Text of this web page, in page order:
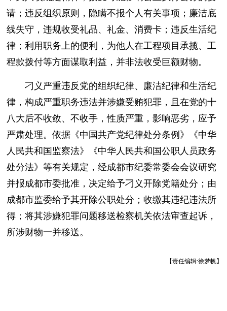
请；违反组织原则，隐瞒不报个人有关事项；廉洁底
线失守，违规收受礼品、礼金、消费卡；违反生活纪
律；利用职务上的便利，为他人在工程项目承揽、工
程款拨付等方面谋取利益，并非法收受巨额财物。
刁义严重违反党的组织纪律、廉洁纪律和生活纪
律，构成严重职务违法并涉嫌受贿犯罪，且在党的十
八大后不收敛、不收手，性质严重，影响恶劣，应予
严肃处理。依据《中国共产党纪律处分条例》《中华
人民共和国监察法》《中华人民共和国公职人员政务
处分法》等有关规定，经成都市纪委常委会会议研究
并报成都市委批准，决定给予刁义开除党籍处分；由
成都市监委给予其开除公职处分；收缴其违纪违法所
得；将其涉嫌犯罪问题移送检察机关依法审查起诉，
所涉财物一并移送。
【责任编辑:徐梦帆】